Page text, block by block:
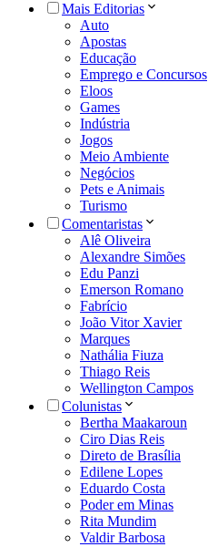
Mais Editorias
Auto
Apostas
Educação
Emprego e Concursos
Eloos
Games
Indústria
Jogos
Meio Ambiente
Negócios
Pets e Animais
Turismo
Comentaristas
Alê Oliveira
Alexandre Simões
Edu Panzi
Emerson Romano
Fabrício
João Vitor Xavier
Marques
Nathália Fiuza
Thiago Reis
Wellington Campos
Colunistas
Bertha Maakaroun
Ciro Dias Reis
Direto de Brasília
Edilene Lopes
Eduardo Costa
Poder em Minas
Rita Mundim
Valdir Barbosa